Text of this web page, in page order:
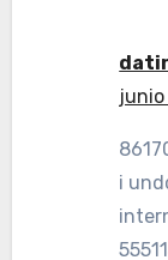
junio
i